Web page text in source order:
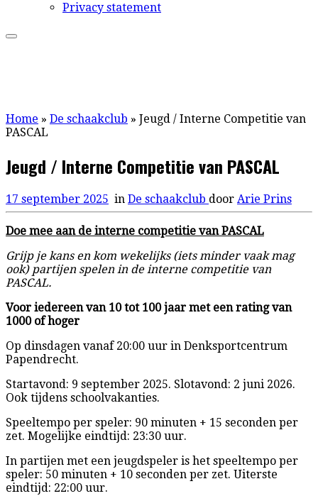
Privacy statement
Home » De schaakclub » Jeugd / Interne Competitie van
PASCAL
Jeugd / Interne Competitie van PASCAL
17 september 2025 in De schaakclub door Arie Prins
Doe mee aan de interne competitie van PASCAL
Grijp je kans en kom wekelijks (iets minder vaak mag
ook) partijen spelen in de interne competitie van
PASCAL.
Voor iedereen van 10 tot 100 jaar met een rating van
1000 of hoger
Op dinsdagen vanaf 20:00 uur in Denksportcentrum
Papendrecht.
Startavond: 9 september 2025. Slotavond: 2 juni 2026.
Ook tijdens schoolvakanties.
Speeltempo per speler: 90 minuten + 15 seconden per
zet. Mogelijke eindtijd: 23:30 uur.
In partijen met een jeugdspeler is het speeltempo per
speler: 50 minuten + 10 seconden per zet. Uiterste
eindtijd: 22:00 uur.